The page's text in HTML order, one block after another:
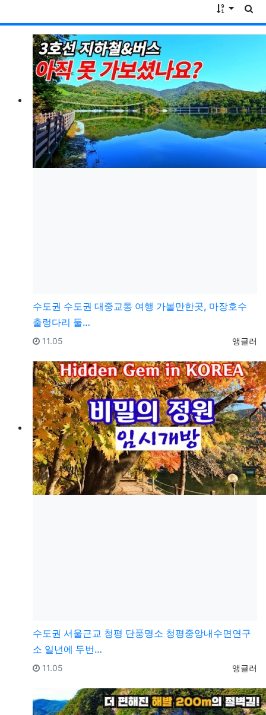
게시물
게
수도권 수도권 대중교통 여행 가볼만한곳, 마장호수
출렁다리 둘…
등록자
앵글러
등록일
11.05
수도권 서울근교 청평 단풍명소 청평중앙내수면연구
소 일년에 두번…
등록자
앵글러
등록일
11.05